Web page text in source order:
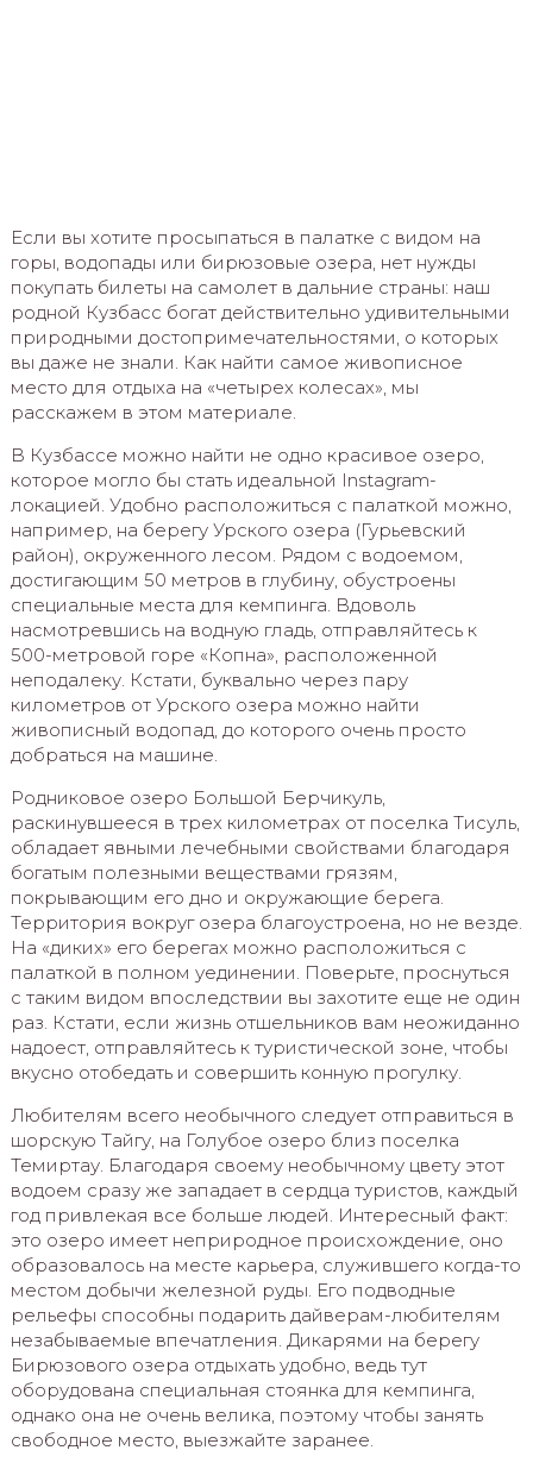
Если вы хотите просыпаться в палатке с видом на
горы, водопады или бирюзовые озера, нет нужды
покупать билеты на самолет в дальние страны: наш
родной Кузбасс богат действительно удивительными
природными достопримечательностями, о которых
вы даже не знали. Как найти самое живописное
место для отдыха на «четырех колесах», мы
расскажем в этом материале.
В Кузбассе можно найти не одно красивое озеро,
которое могло бы стать идеальной Instagram-
локацией. Удобно расположиться с палаткой можно,
например, на берегу Урского озера (Гурьевский
район), окруженного лесом. Рядом с водоемом,
достигающим 50 метров в глубину, обустроены
специальные места для кемпинга. Вдоволь
насмотревшись на водную гладь, отправляйтесь к
500-метровой горе «Копна», расположенной
неподалеку. Кстати, буквально через пару
километров от Урского озера можно найти
живописный водопад, до которого очень просто
добраться на машине.
Родниковое озеро Большой Берчикуль,
раскинувшееся в трех километрах от поселка Тисуль,
обладает явными лечебными свойствами благодаря
богатым полезными веществами грязям,
покрывающим его дно и окружающие берега.
Территория вокруг озера благоустроена, но не везде.
На «диких» его берегах можно расположиться с
палаткой в полном уединении. Поверьте, проснуться
с таким видом впоследствии вы захотите еще не один
раз. Кстати, если жизнь отшельников вам неожиданно
надоест, отправляйтесь к туристической зоне, чтобы
вкусно отобедать и совершить конную прогулку.
Любителям всего необычного следует отправиться в
шорскую Тайгу, на Голубое озеро близ поселка
Темиртау. Благодаря своему необычному цвету этот
водоем сразу же западает в сердца туристов, каждый
год привлекая все больше людей. Интересный факт:
это озеро имеет неприродное происхождение, оно
образовалось на месте карьера, служившего когда-то
местом добычи железной руды. Его подводные
рельефы способны подарить дайверам-любителям
незабываемые впечатления. Дикарями на берегу
Бирюзового озера отдыхать удобно, ведь тут
оборудована специальная стоянка для кемпинга,
однако она не очень велика, поэтому чтобы занять
свободное место, выезжайте заранее.